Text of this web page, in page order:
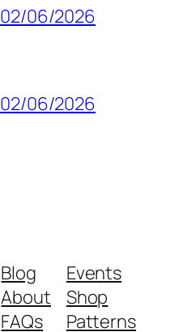
02/06/2026
02/06/2026
Blog
About
FAQs
Events
Shop
Patterns